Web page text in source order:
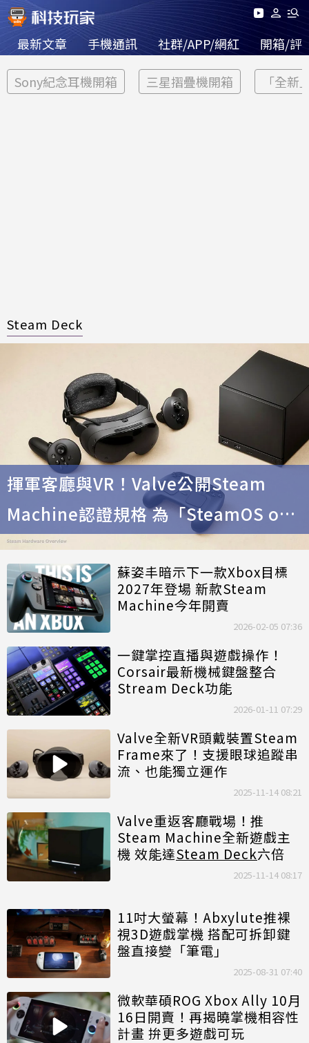
最新文章 手機通訊 社群/APP/網紅 開箱/評
Sony紀念耳機開箱 三星摺疊機開箱 「全新
Steam Deck
揮軍客廳與VR！Valve公開Steam
Machine認證規格 為「SteamOS on
Arm」鋪路
蘇姿丰暗示下一款Xbox目標
2027年登場 新款Steam
Machine今年開賣
2026-02-05 07:36
一鍵掌控直播與遊戲操作！
Corsair最新機械鍵盤整合
Stream Deck功能
2026-01-11 07:29
Valve全新VR頭戴裝置Steam
Frame來了！支援眼球追蹤串
流、也能獨立運作
2025-11-14 08:21
Valve重返客廳戰場！推
Steam Machine全新遊戲主
機 效能達Steam Deck六倍
2025-11-14 08:17
11吋大螢幕！Abxylute推裸
視3D遊戲掌機 搭配可拆卸鍵
盤直接變「筆電」
2025-08-31 07:40
微軟華碩ROG Xbox Ally 10月
16日開賣！再揭曉掌機相容性
計畫 拚更多遊戲可玩